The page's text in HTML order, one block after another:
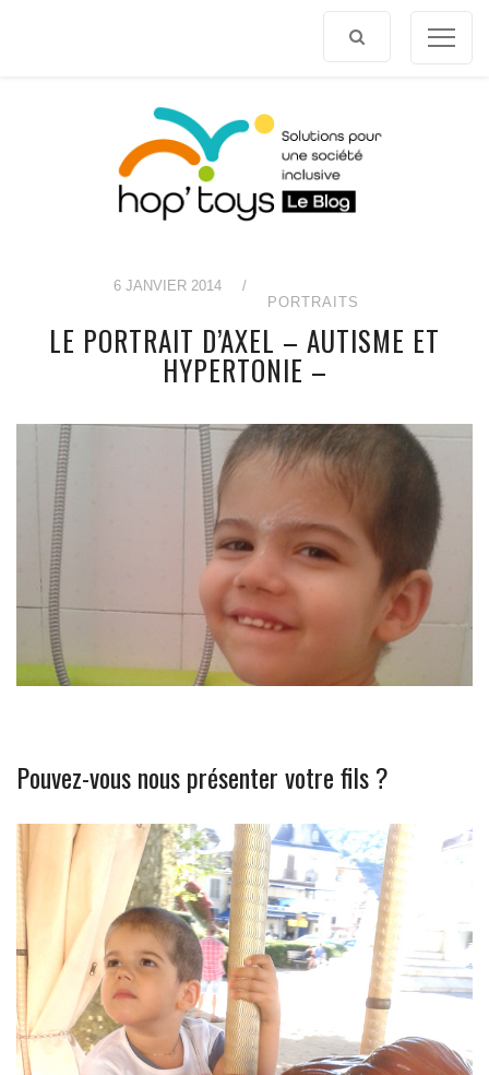
6 JANVIER 2014
/
PORTRAITS
LE PORTRAIT D’AXEL – AUTISME ET
HYPERTONIE –
Pouvez-vous nous présenter votre fils ?